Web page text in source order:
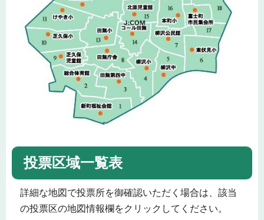
投票区域一覧表
詳細な地図で投票所を御確認いただく場合は、該当
の投票区の地図情報欄をクリックしてください。